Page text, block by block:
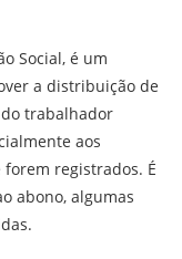
Social, é um
a distribuição de
trabalhador
aos
registrados. É
abono, algumas